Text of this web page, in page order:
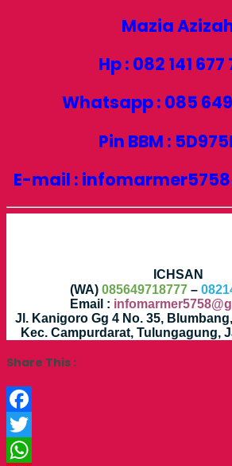
Mazia
Hp : 082 141 677
Whatsapp : 085 649
Pin BBM :
E-mail :
ICHSAN
(WA) 085649718777–
Email :
Jl. Kanigoro Gg 4 No. 35,
Kec. Campurdarat, Tulungagung,
Share This :
Facebook
Twitter